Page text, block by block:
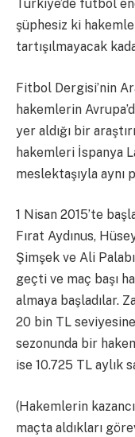
Türkiye’de futbol
şüphesiz ki
tartışılmayacak
Fitbol Dergisi’nin
hakemlerin
yer aldığı bir
hakemleri İspanya
meslektaşıyla aynı
1 Nisan 2015’te
Fırat Aydınus,
Şimşek ve Ali
geçti ve maç başı
almaya başladılar.
20 bin TL seviyesine
sezonunda bir
ise 10.725 TL aylık
(Hakemlerin
maçta aldıkları